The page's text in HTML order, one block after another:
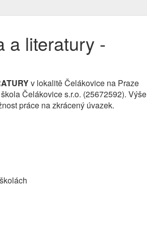
a literatury -
v lokalitě Čelákovice na Praze
Čelákovice s.r.o. (25672592). Výše
práce na zkrácený úvazek.